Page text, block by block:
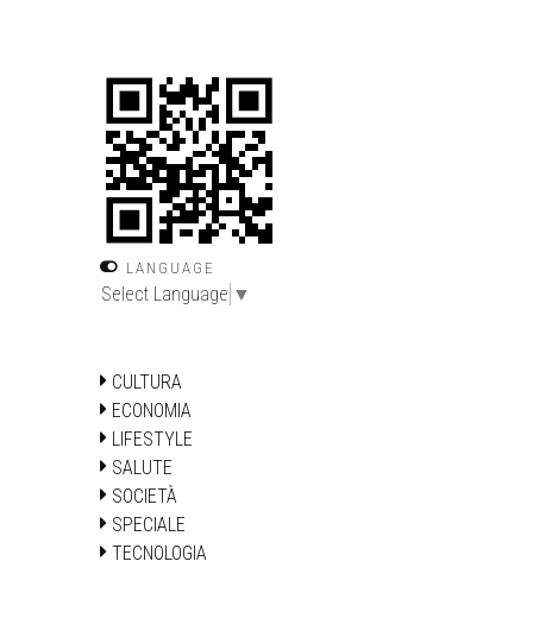
LANGUAGE
Select Language ▼
CULTURA
ECONOMIA
LIFESTYLE
SALUTE
SOCIETÀ
SPECIALE
TECNOLOGIA